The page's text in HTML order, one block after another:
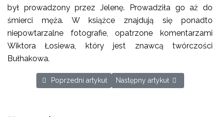
był prowadzony przez Jelenę. Prowadziła go aż do
śmierci męża. W książce znajdują się ponadto
niepowtarzalne fotografie, opatrzone komentarzami
Wiktora Łosiewa, który jest znawcą twórczości
Bułhakowa.
Poprzedni artykuł: Najtrudniej goją się blizny z
Poprzedni artykuł Następny artykuł: FLIRT
Następny artykuł